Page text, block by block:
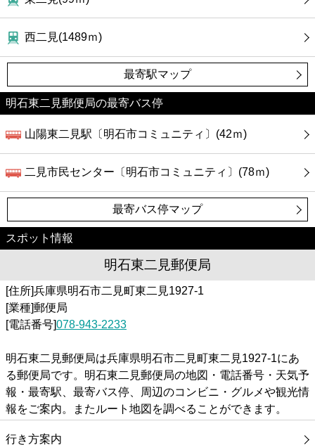
病院
西二見(1489ｍ)
最寄駅マップ
明石東二見郵便局の最寄バス停
山陽東二見駅〔明石市コミュニティ〕(42ｍ)
二見市民センター〔明石市コミュニティ〕(78ｍ)
最寄バス停マップ
スポット情報
明石東二見郵便局
[住所]兵庫県明石市二見町東二見1927-1
[業種]郵便局
[電話番号]078-943-2233
明石東二見郵便局は兵庫県明石市二見町東二見1927-1にあ
る郵便局です。明石東二見郵便局の地図・電話番号・天気予
報・最寄駅、最寄バス停、周辺のコンビニ・グルメや観光情
報をご案内。またルート地図を調べることができます。
行き方案内